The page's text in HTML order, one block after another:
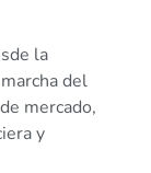
la
del
mercado,
y